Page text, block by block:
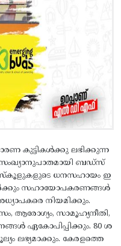
കുട്ടികള്‍ക്കു ലഭിക്കുന്ന
ബഡ്സ്
ധനസഹായം ഇ
സഹായോപകരണങ്ങള്‍
നിയമിക്കും.
ആരോഗ്യം, സാമൂഹ്യനീതി,
ഏകോപിപ്പിക്കും. 80 ശ
ലഭ്യമാക്കും. കേരളത്തെ